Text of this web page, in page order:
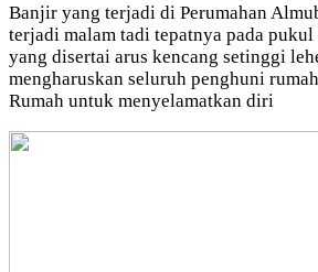
Banjir yang terjadi di Perumahan
terjadi malam tadi tepatnya pada
yang disertai arus kencang setinggi
mengharuskan seluruh penghuni
Rumah untuk menyelamatkan diri